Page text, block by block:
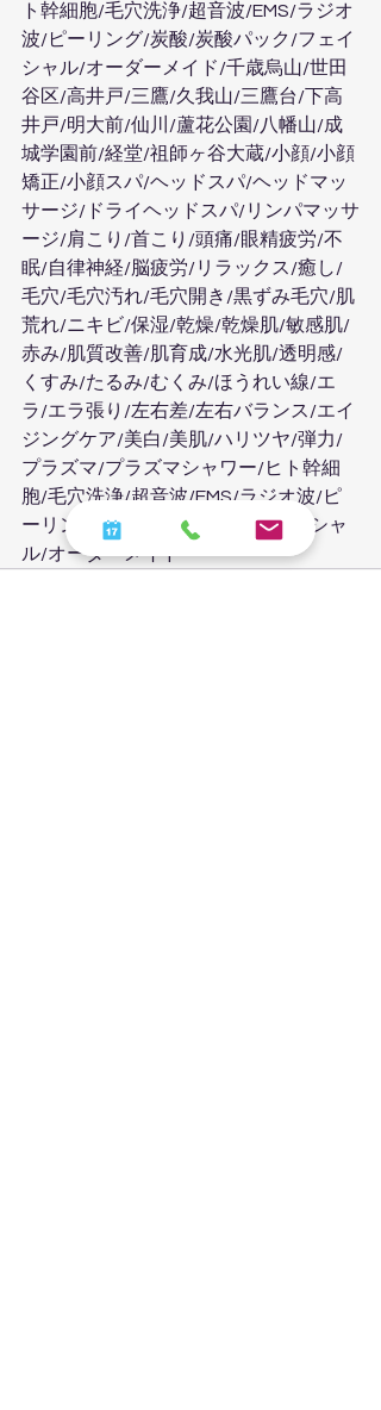
ト幹細胞/毛穴洗浄/超音波/EMS/ラジオ
波/ピーリング/炭酸/炭酸パック/フェイ
シャル/オーダーメイド/千歳烏山/世田
谷区/高井戸/三鷹/久我山/三鷹台/下高
井戸/明大前/仙川/蘆花公園/八幡山/成
城学園前/経堂/祖師ヶ谷大蔵/小顔/小顔
矯正/小顔スパ/ヘッドスパ/ヘッドマッ
サージ/ドライヘッドスパ/リンパマッサ
ージ/肩こり/首こり/頭痛/眼精疲労/不
眠/自律神経/脳疲労/リラックス/癒し/
毛穴/毛穴汚れ/毛穴開き/黒ずみ毛穴/肌
荒れ/ニキビ/保湿/乾燥/乾燥肌/敏感肌/
赤み/肌質改善/肌育成/水光肌/透明感/
くすみ/たるみ/むくみ/ほうれい線/エ
ラ/エラ張り/左右差/左右バランス/エイ
ジングケア/美白/美肌/ハリツヤ/弾力/
プラズマ/プラズマシャワー/ヒト幹細
胞/毛穴洗浄/超音波/EMS/ラジオ波/ピ
ーリング/炭酸/炭酸パック/フェイシャ
ル/オーダーメイド